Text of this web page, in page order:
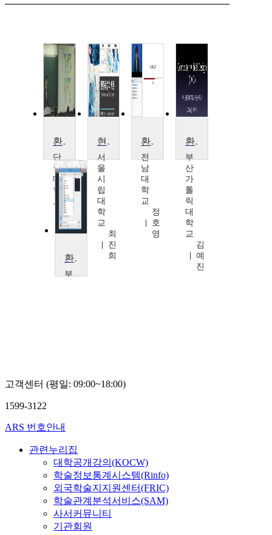
환경공학 및 실습
단
국
대
학
교
김
두
일
현대 환경독성학 개요
서
울
시
립
대
학
교
최
진
희
환경에너지공학
전
남
대
학
교
정
호
영
환경CAD
부
산
가
톨
릭
대
학
교
김
예
진
환경CAD
부
진
고객센터 (평일: 09:00~18:00)
1599-3122
ARS 번호안내
관련누리집
대학공개강의(KOCW)
학술정보통계시스템(Rinfo)
외국학술지지원센터(FRIC)
학술관계분석서비스(SAM)
사서커뮤니티
기관회원